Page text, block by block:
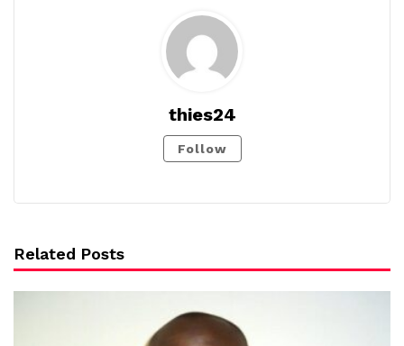
thies24
Follow
Related Posts